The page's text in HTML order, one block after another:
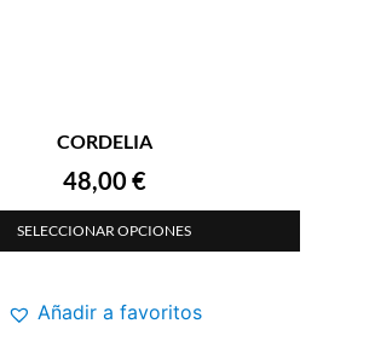
CORDELIA
48,00 €
SELECCIONAR OPCIONES
Añadir a favoritos